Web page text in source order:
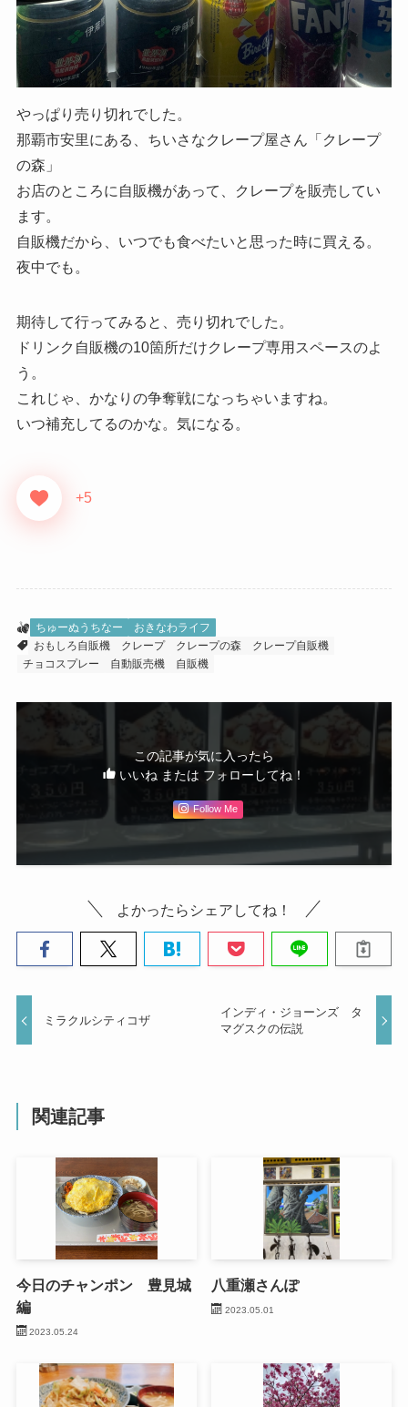
やっぱり売り切れでした。
那覇市安里にある、ちいさなクレープ屋さん「クレープ
の森」
お店のところに自販機があって、クレープを販売してい
ます。
自販機だから、いつでも食べたいと思った時に買える。
夜中でも。
期待して行ってみると、売り切れでした。
ドリンク自販機の10箇所だけクレープ専用スペースのよ
う。
これじゃ、かなりの争奪戦になっちゃいますね。
いつ補充してるのかな。気になる。
+5
ちゅーぬうちなー
おきなわライフ
おもしろ自販機
クレープ クレープの森
クレープ自販機
チョコスプレー
自動販売機 自販機
この記事が気に入ったら
いいね または フォローしてね！
Follow Me
よかったらシェアしてね！
ミラクルシティコザ
インディ・ジョーンズ タ
マグスクの伝説
関連記事
今日のチャンポン 豊見城
編
2023.05.24
八重瀬さんぽ
2023.05.01